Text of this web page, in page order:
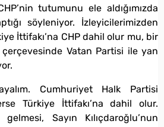
tutumunu ele aldığımızda
söyleniyor. İzleyicilerimizden
İttifakı’na CHP dahil olur mu, bir
Vatan Partisi ile yan
Cumhuriyet Halk Partisi
Türkiye İttifakı’na dahil olur.
Sayın Kılıçdaroğlu’nun